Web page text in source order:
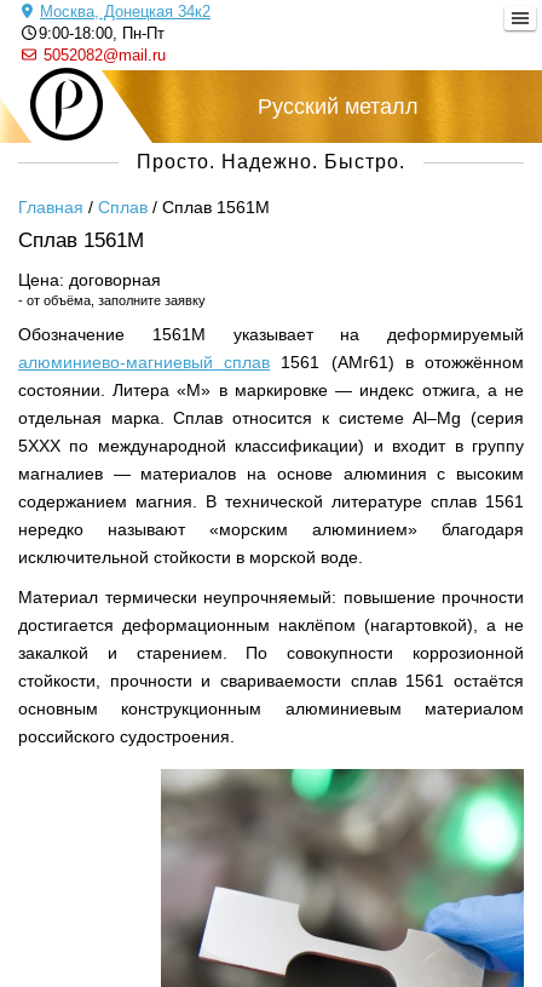
Москва, Донецкая 34к2
9:00-18:00, Пн-Пт
5052082@mail.ru
Русский металл
Просто. Надежно. Быстро.
Главная / Сплав / Сплав 1561М
Сплав 1561М
Цена: договорная
- от объёма, заполните заявку
Обозначение 1561М указывает на деформируемый
алюминиево-магниевый сплав 1561 (АМг61) в отожжённом
состоянии. Литера «М» в маркировке — индекс отжига, а не
отдельная марка. Сплав относится к системе Al–Mg (серия
5ХХХ по международной классификации) и входит в группу
магналиев — материалов на основе алюминия с высоким
содержанием магния. В технической литературе сплав 1561
нередко называют «морским алюминием» благодаря
исключительной стойкости в морской воде.
Материал термически неупрочняемый: повышение прочности
достигается деформационным наклёпом (нагартовкой), а не
закалкой и старением. По совокупности коррозионной
стойкости, прочности и свариваемости сплав 1561 остаётся
основным конструкционным алюминиевым материалом
российского судостроения.